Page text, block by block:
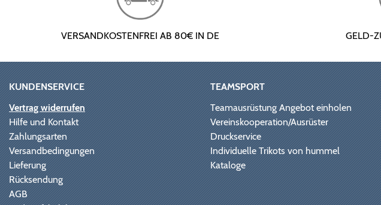
VERSANDKOSTENFREI AB 80€ IN DE GELD-
KUNDENSERVICE
Vertrag widerrufen
Hilfe und Kontakt
Zahlungsarten
Versandbedingungen
Lieferung
Rücksendung
AGB
TEAMSPORT
Teamausrüstung Angebot einholen
Vereinskooperation/Ausrüster
Druckservice
Individuelle Trikots von hummel
Kataloge